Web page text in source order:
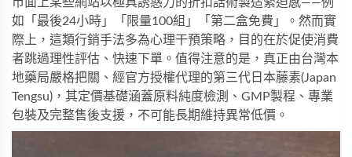
如「最後24小時」「限量100組」「第二盒免費」。然而實
際上，這類行銷手法多為心理干預策略，目的在於促使消費
者跳過理性評估、快速下單。值得注意的是，真正由台灣本
地藥局嚴格把關、經官方授權代理的第三代日本藤素(Japan
Tengsu) ，其定價基礎涵蓋原料純度檢測、GMP製程、專業
包裝及完整售後支援，不可能長期維持異常低價。